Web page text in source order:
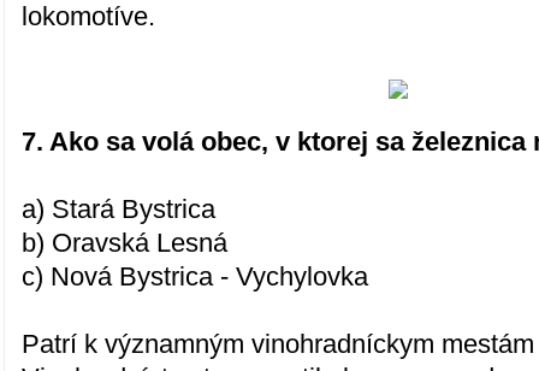
lokomotíve.
7. Ako sa volá obec, v ktorej sa železnica
a) Stará Bystrica
b) Oravská Lesná
c) Nová Bystrica - Vychylovka
Patrí k významným vinohradníckym